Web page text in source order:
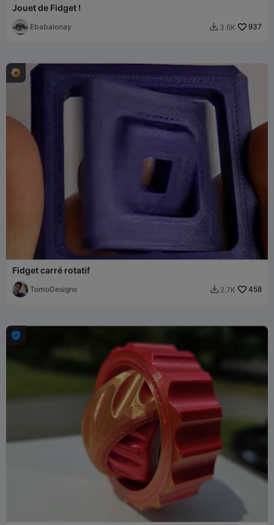
Jouet de Fidget !
Ebabalonay  3.6K 937
Fidget carré rotatif
TomoDesigns  2.7K 458
